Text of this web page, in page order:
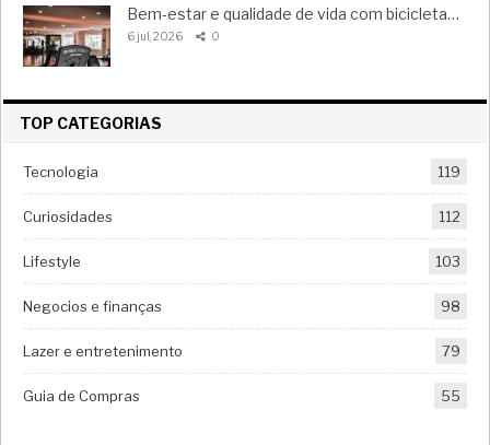
Bem-estar e qualidade de vida com bicicleta…
6 jul, 2026 0
TOP CATEGORIAS
Tecnologia 119
Curiosidades 112
Lifestyle 103
Negocios e finanças 98
Lazer e entretenimento 79
Guia de Compras 55